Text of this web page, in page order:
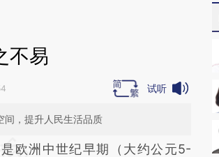
不易
试听
间，提升人民生活品质
开头增加这段话：本文由第三方
洲中世纪早期（大约公元5-